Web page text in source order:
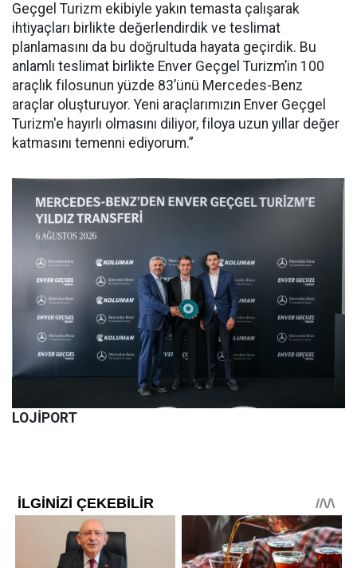
Geçgel Turizm ekibiyle yakın temasta çalışarak
ihtiyaçları birlikte değerlendirdik ve teslimat
planlamasını da bu doğrultuda hayata geçirdik. Bu
anlamlı teslimat birlikte Enver Geçgel Turizm’in 100
araçlık filosunun yüzde 83’ünü Mercedes-Benz
araçlar oluşturuyor. Yeni araçlarımızın Enver Geçgel
Turizm'e hayırlı olmasını diliyor, filoya uzun yıllar değer
katmasını temenni ediyorum.”
LOJİPORT